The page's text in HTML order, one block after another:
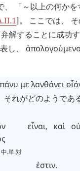
、 「～以上の何か
]。 ここでは、
解することに成功
し、
πάνυ με λανθάνει
れがどのようであ
.単.対
εἶναι, καὶ
ἐστιν.